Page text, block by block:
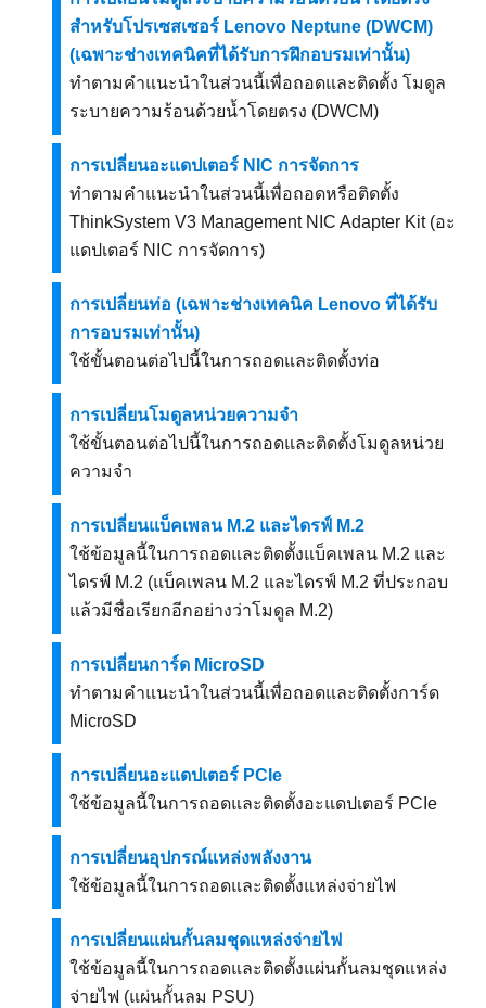
สำหรับโปรเซสเซอร์ Lenovo Neptune (DWCM)
(เฉพาะช่างเทคนิคที่ได้รับการฝึกอบรมเท่านั้น)
ทำตามคำแนะนำในส่วนนี้เพื่อถอดและติดตั้ง โมดูล
ระบายความร้อนด้วยน้ำโดยตรง (DWCM)
การเปลี่ยนอะแดปเตอร์ NIC การจัดการ
ทำตามคำแนะนำในส่วนนี้เพื่อถอดหรือติดตั้ง
ThinkSystem V3 Management NIC Adapter Kit(อะ
แดปเตอร์ NIC การจัดการ)
การเปลี่ยนท่อ (เฉพาะช่างเทคนิค Lenovo ที่ได้รับ
การอบรมเท่านั้น)
ใช้ขั้นตอนต่อไปนี้ในการถอดและติดตั้งท่อ
การเปลี่ยนโมดูลหน่วยความจำ
ใช้ขั้นตอนต่อไปนี้ในการถอดและติดตั้งโมดูลหน่วย
ความจำ
การเปลี่ยนแบ็คเพลน M.2 และไดรฟ์ M.2
ใช้ข้อมูลนี้ในการถอดและติดตั้งแบ็คเพลน M.2 และ
ไดรฟ์ M.2 (แบ็คเพลน M.2 และไดรฟ์ M.2 ที่ประกอบ
แล้วมีชื่อเรียกอีกอย่างว่าโมดูล M.2)
การเปลี่ยนการ์ด MicroSD
ทำตามคำแนะนำในส่วนนี้เพื่อถอดและติดตั้งการ์ด
MicroSD
การเปลี่ยนอะแดปเตอร์ PCIe
ใช้ข้อมูลนี้ในการถอดและติดตั้งอะแดปเตอร์ PCIe
การเปลี่ยนอุปกรณ์แหล่งพลังงาน
ใช้ข้อมูลนี้ในการถอดและติดตั้งแหล่งจ่ายไฟ
การเปลี่ยนแผ่นกั้นลมชุดแหล่งจ่ายไฟ
ใช้ข้อมูลนี้ในการถอดและติดตั้งแผ่นกั้นลมชุดแหล่ง
จ่ายไฟ (แผ่นกั้นลม PSU)